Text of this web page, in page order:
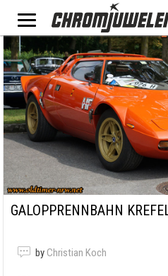
GALOPPRENNBAHN
by Christian Koch